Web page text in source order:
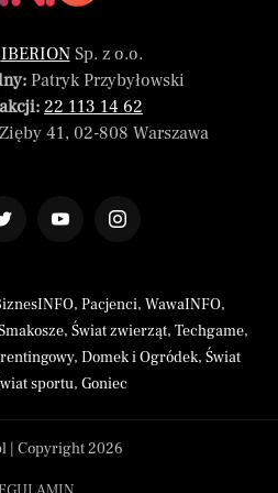
IBERIONSp. z o.o.
Patryk Przybyłowski
22 113 14 62
41, 02-808 Warszawa
, Pacjenci, WawaINFO,
, Świat zwierząt, Techgame,
, Domek i Ogródek, Świat
sportu, Goniec
| Copyright 2026